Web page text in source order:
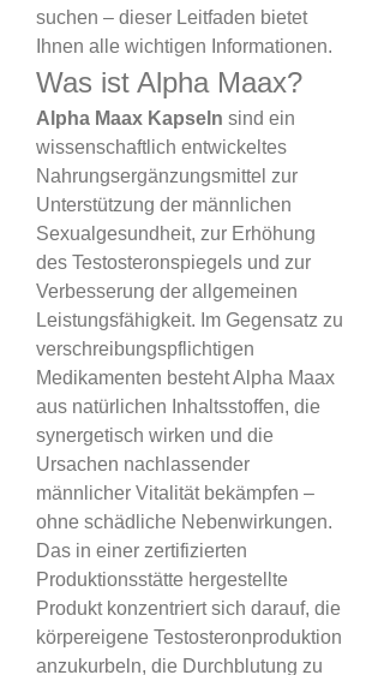
suchen – dieser Leitfaden bietet
Ihnen alle wichtigen Informationen.
Was ist Alpha Maax?
Alpha Maax Kapseln sind ein
wissenschaftlich entwickeltes
Nahrungsergänzungsmittel zur
Unterstützung der männlichen
Sexualgesundheit, zur Erhöhung
des Testosteronspiegels und zur
Verbesserung der allgemeinen
Leistungsfähigkeit. Im Gegensatz zu
verschreibungspflichtigen
Medikamenten besteht Alpha Maax
aus natürlichen Inhaltsstoffen, die
synergetisch wirken und die
Ursachen nachlassender
männlicher Vitalität bekämpfen –
ohne schädliche Nebenwirkungen.
Das in einer zertifizierten
Produktionsstätte hergestellte
Produkt konzentriert sich darauf, die
körpereigene Testosteronproduktion
anzukurbeln, die Durchblutung zu